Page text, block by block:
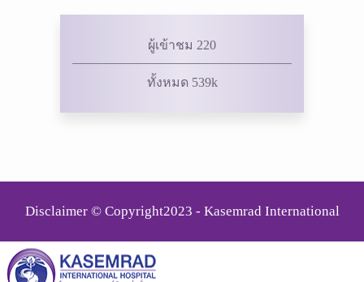
ผู้เข้าชม 220
ทั้งหมด 539k
Disclaimer © Copyright2023 - Kasemrad International
Rattanatibeth